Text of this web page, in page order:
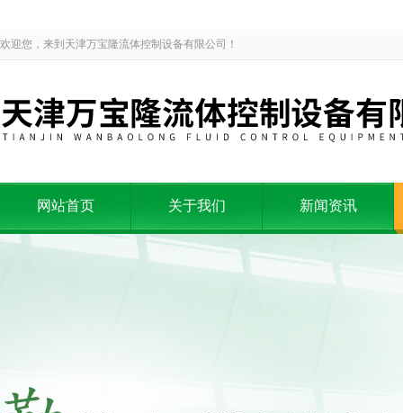
欢迎您，来到天津万宝隆流体控制设备有限公司！
网站首页 关于我们 新闻资讯